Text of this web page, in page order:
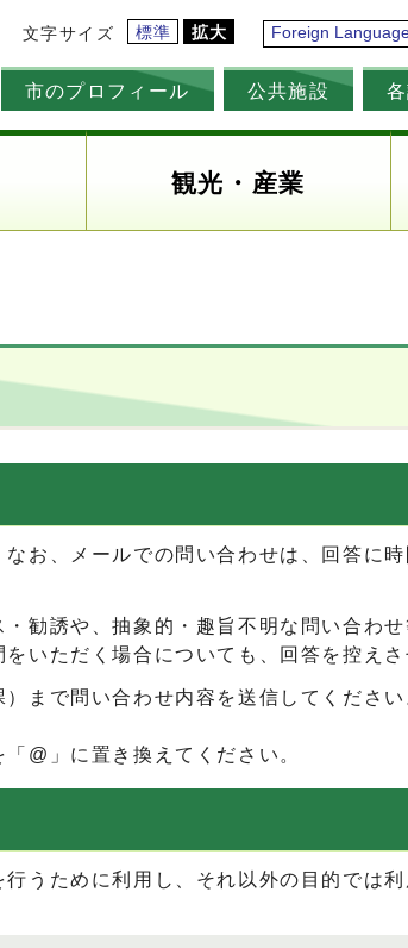
文字サイズ 標準 拡大 Foreign
市のプロフィール 公共施設
観光・産業
お、メールでの問い合わせは、回答に時
勧誘や、抽象的・趣旨不明な問い合わ
いただく場合についても、回答を控えさ
まで問い合わせ内容を送信してください
@」に置き換えてください。
うために利用し、それ以外の目的では